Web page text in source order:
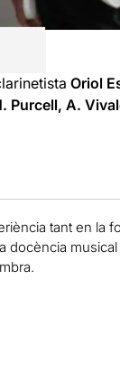
Oriol
Purcell, A.
tant en la
musical